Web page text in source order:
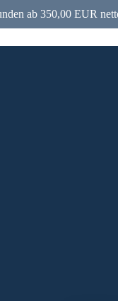
ab 350,00 EUR